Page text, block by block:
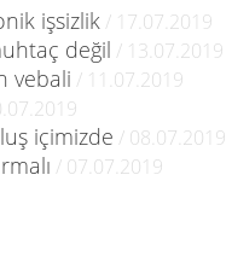
işsizlik/ 17.07.2019
değil / 13.07.2019
vebali / 11.07.2019
içimizde / 08.07.2019
/ 07.07.2019